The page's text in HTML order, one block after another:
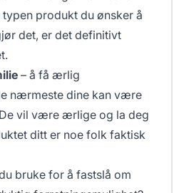
produkt du ønsker å
det, er det definitivt
– å få ærlig
nærmeste dine kan være
vil være ærlige og la deg
ditt er noe folk faktisk
bruke for å fastslå om